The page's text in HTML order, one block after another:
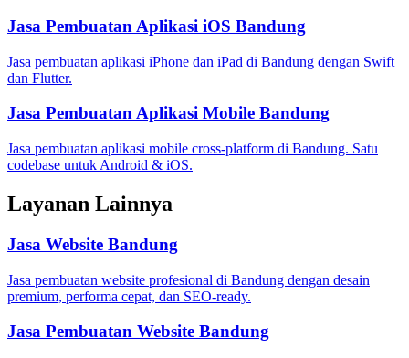
Jasa Pembuatan Aplikasi iOS Bandung
Jasa pembuatan aplikasi iPhone dan iPad di Bandung dengan Swift
dan Flutter.
Jasa Pembuatan Aplikasi Mobile Bandung
Jasa pembuatan aplikasi mobile cross-platform di Bandung. Satu
codebase untuk Android & iOS.
Layanan Lainnya
Jasa Website Bandung
Jasa pembuatan website profesional di Bandung dengan desain
premium, performa cepat, dan SEO-ready.
Jasa Pembuatan Website Bandung